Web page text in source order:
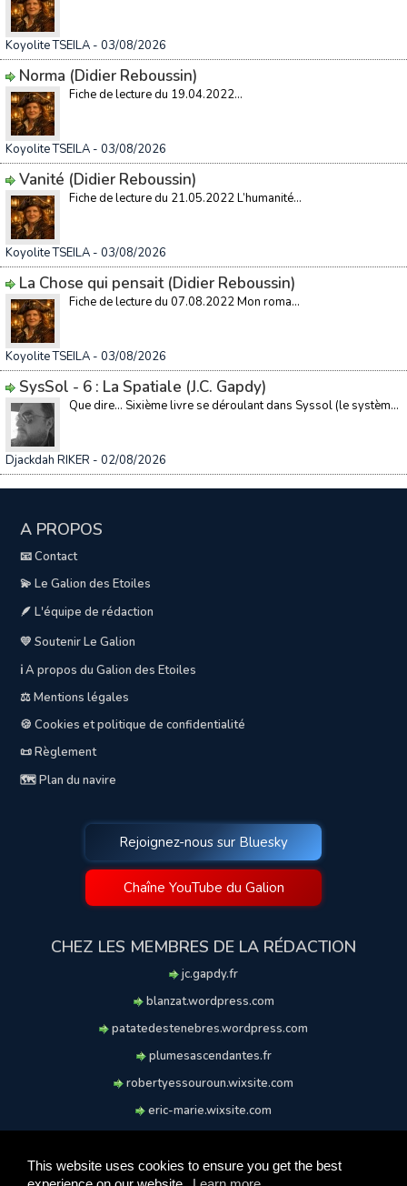
This website uses cookies to ensure you get the best
Koyolite TSEILA - 03/08/2026
Norma (Didier Reboussin)
Fiche de lecture du 19.04.2022...
Koyolite TSEILA - 03/08/2026
Vanité (Didier Reboussin)
Fiche de lecture du 21.05.2022 L’humanité...
Koyolite TSEILA - 03/08/2026
La Chose qui pensait (Didier Reboussin)
Fiche de lecture du 07.08.2022 Mon roma...
Koyolite TSEILA - 03/08/2026
SysSol - 6 : La Spatiale (J.C. Gapdy)
Que dire… Sixième livre se déroulant dans Syssol (le systèm...
Djackdah RIKER - 02/08/2026
A PROPOS
📧 Contact
💫 Le Galion des Etoiles
🪶 L'équipe de rédaction
💛 Soutenir Le Galion
ℹ️ A propos du Galion des Etoiles
⚖️ Mentions légales
🍪 Cookies et politique de confidentialité
📜 Règlement
🗺️ Plan du navire
Rejoignez-nous sur Bluesky
Chaîne YouTube du Galion
CHEZ LES MEMBRES DE LA RÉDACTION
jc.gapdy.fr
blanzat.wordpress.com
patatedestenebres.wordpress.com
plumesascendantes.fr
robertyessouroun.wixsite.com
eric-marie.wixsite.com
soufflereve.blogspot.com